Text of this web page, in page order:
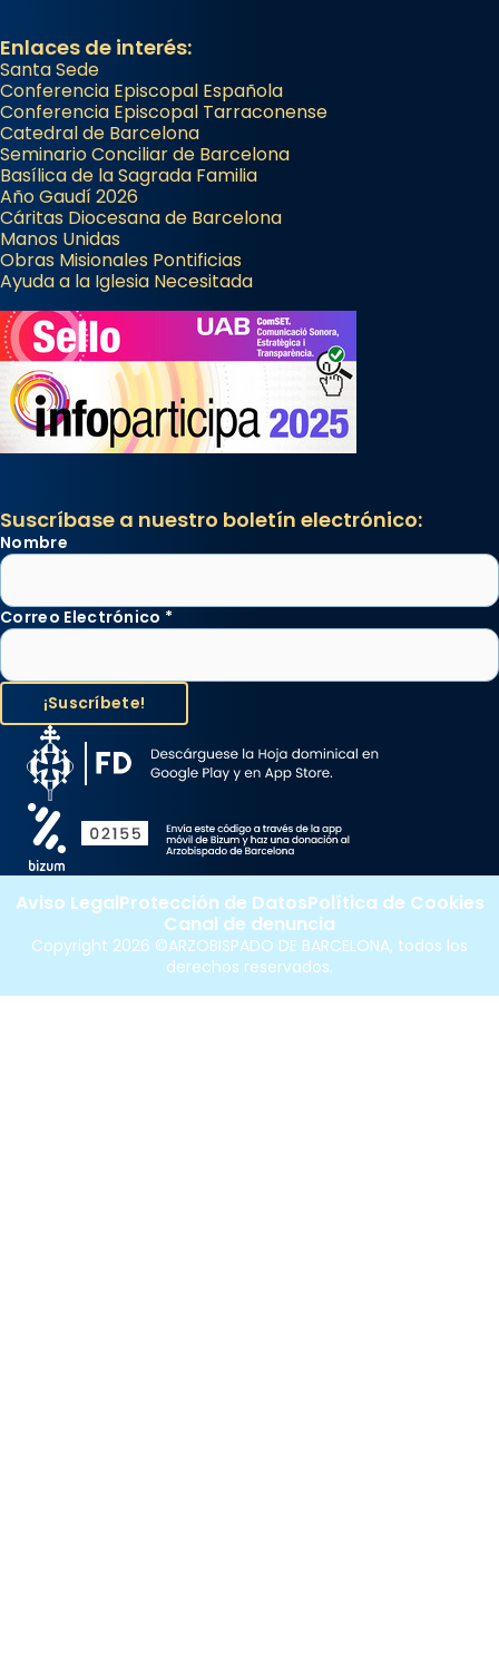
Enlaces de interés:
Santa Sede
Conferencia Episcopal Española
Conferencia Episcopal Tarraconense
Catedral de Barcelona
Seminario Conciliar de Barcelona
Basílica de la Sagrada Familia
Año Gaudí 2026
Cáritas Diocesana de Barcelona
Manos Unidas
Obras Misionales Pontificias
Ayuda a la Iglesia Necesitada
Suscríbase a nuestro boletín electrónico:
Nombre
Correo Electrónico *
Copyright 2026 ©ARZOBISPADO DE BARCELONA, todos los
derechos reservados.
Aviso LegalProtección de DatosPolítica de Cookies
Canal de denuncia